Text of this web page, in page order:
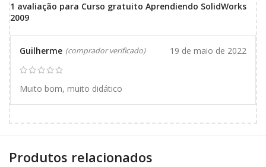
1 avaliação para Curso gratuito Aprendiendo SolidWorks
2009
Guilherme (comprador verificado) 19 de maio de 2022
Muito bom, muito didático
Produtos relacionados